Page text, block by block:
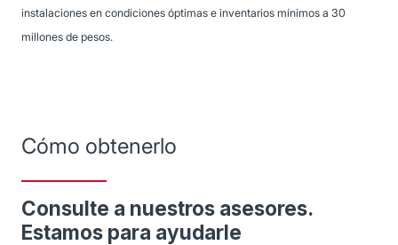
instalaciones en condiciones óptimas e inventarios mínimos a 30
millones de pesos.
Cómo obtenerlo
Consulte a nuestros asesores.
Estamos para ayudarle